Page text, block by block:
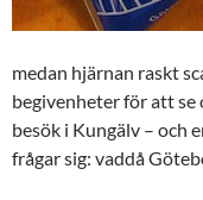
medan hjärnan raskt
begivenheter för att
besök i Kungälv – och
frågar sig: vaddå